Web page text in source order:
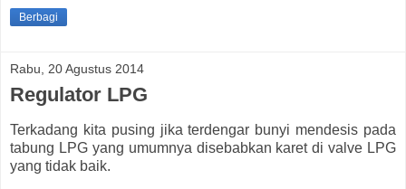
Berbagi
Rabu, 20 Agustus 2014
Regulator LPG
Terkadang kita pusing jika terdengar bunyi mendesis pada
tabung LPG yang umumnya disebabkan karet di valve LPG
yang tidak baik.